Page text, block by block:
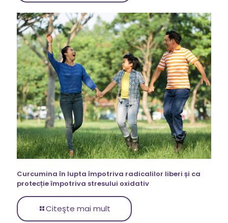
Curcumina în lupta împotriva radicalilor liberi și ca
protecție împotriva stresului oxidativ
Citeşte mai mult